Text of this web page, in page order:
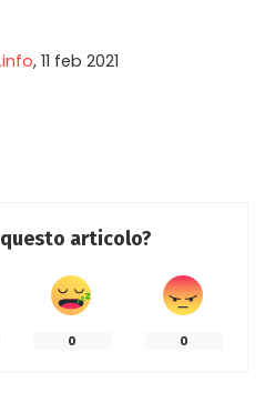
, 11 feb 2021
articolo?
0 0